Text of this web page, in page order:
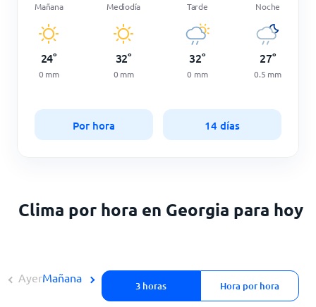
Mañana
24°
0 mm
Mediodía
32°
0 mm
Tarde
32°
0 mm
Noche
27°
0.5 mm
Por hora 14 días
Clima por hora en Georgia para hoy
Ayer
3 horas Hora por hora
Mañana